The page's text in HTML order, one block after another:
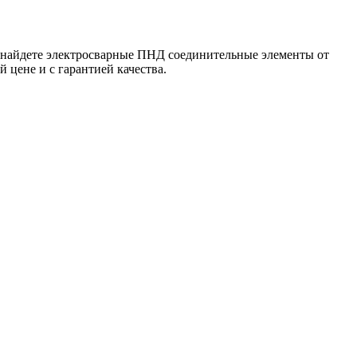
электросварные ПНД соединительные элементы от
и с гарантией качества.